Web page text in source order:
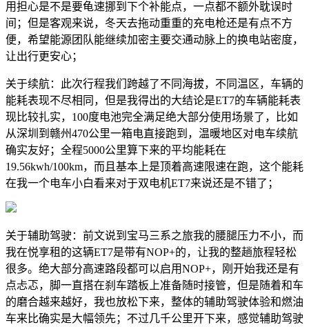
用担心是不是要龟速挪到下个补能点，一点都不额外耽误时
间；但是客观来说，冬天去拖动重重的充电枪还是有点不方
便，希望能源团队能继续加密主要交通动脉上的换电站密度，
让出行更安心；
关于续航：此次行程我们跨越了不同海拔，不同温区，车辆的
能耗表现不尽相同，但是我得出的大结论是ET7的车辆能耗表
现比较扎实，100度电池完全满足绝大部分使用场景了，比如
从深圳到赣州470公里一箱电直接跑到，温暖地区对电车续航
确实友好；全程5000公里算下来的平均能耗在
19.56kwh/100km，而且基本上是顶着高速限速在跑，这个能耗
在我一个电车小白看来对于双电机ET7来说还是不错了；
关于辅助驾驶：前文说到宝马三系之旅我的腰腿压力不小，而
我在悦享租的这辆ET7是带有NOP+的，让我的整趟旅程轻松
很多。绝大部分高速路段都可以启用NOP+，刚开始我还是有
点忐忑，脚一直搭在刹车踏板上准备随时接管，但是随着和车
的磨合越来越好，我也放松下来，整体的辅助驾驶体验和燃油
车来比确实是大幅领先；不过几千公里开下来，感觉辅助驾驶